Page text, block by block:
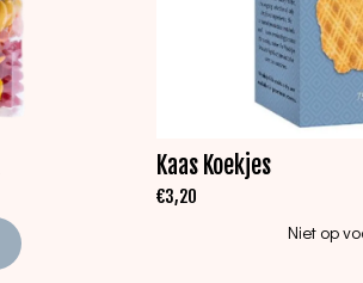
Kaas Koekjes
€3,20
Niet op